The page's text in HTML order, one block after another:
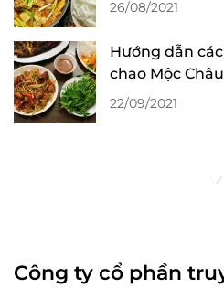
26/08/2021
Hướng dẫn
chao Mộc
hương vị Tây
22/09/2021
Công ty cổ phần